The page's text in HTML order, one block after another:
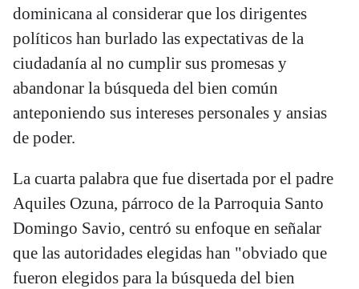
dominicana al considerar que los dirigentes
políticos han burlado las expectativas de la
ciudadanía al no cumplir sus promesas y
abandonar la búsqueda del bien común
anteponiendo sus intereses personales y ansias
de poder.
La cuarta palabra que fue disertada por el padre
Aquiles Ozuna, párroco de la Parroquia Santo
Domingo Savio, centró su enfoque en señalar
que las autoridades elegidas han "obviado que
fueron elegidos para la búsqueda del bien